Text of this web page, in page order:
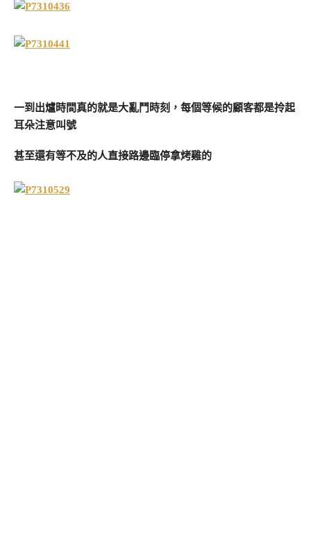
一到出爐時間真的就是大亂鬥時刻，每個等候的顧客都是拎起
耳朵注意叫號
甚至還有等不及的人直接路邊臨停拿烤雞的